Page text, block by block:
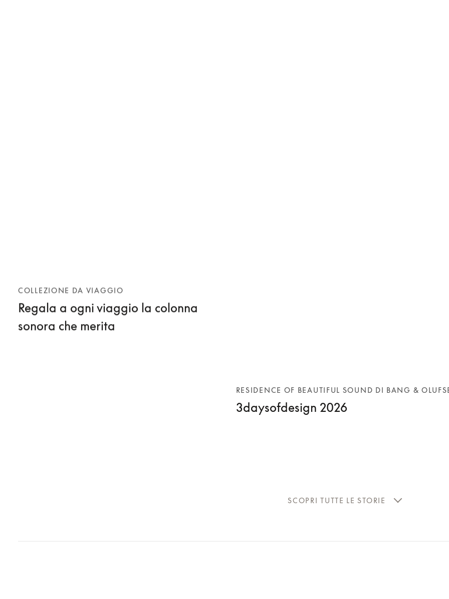
COLLEZIONE DA VIAGGIO
Regala a ogni viaggio la colonna
sonora che merita
RESIDENCE OF BEAUTIFUL SOUND DI BANG &
3daysofdesign 2026
SCOPRI TUTTE LE STORIE